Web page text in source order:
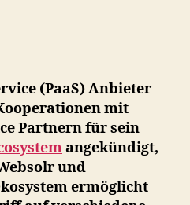
mit
weiteren
Partnern
(PaaS) Anbieter
mit
Partnern für sein
angekündigt,
und
ermöglicht